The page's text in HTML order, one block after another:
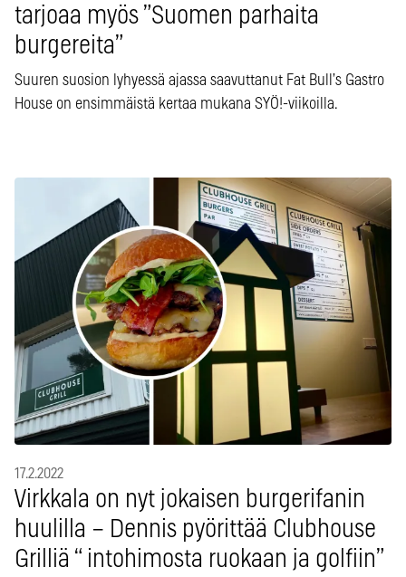
tarjoaa myös ”Suomen parhaita
burgereita”
Suuren suosion lyhyessä ajassa saavuttanut Fat Bull’s Gastro
House on ensimmäistä kertaa mukana SYÖ!-viikoilla.
17.2.2022
Virkkala on nyt jokaisen burgerifanin
huulilla – Dennis pyörittää Clubhouse
Grilliä “ intohimosta ruokaan ja golfiin”